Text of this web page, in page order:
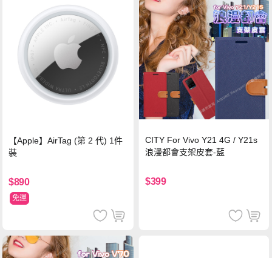
【Apple】AirTag (第 2 代) 1件
裝
$890
免運
CITY For Vivo Y21 4G / Y21s
浪漫都會支架皮套-藍
$399